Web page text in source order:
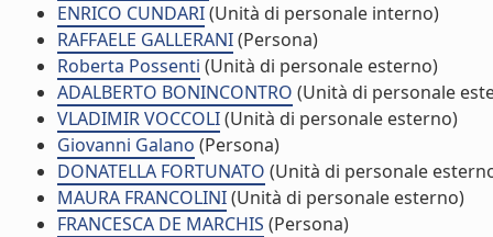
ENRICO CUNDARI(Unità di personale interno)
RAFFAELE GALLERANI(Persona)
Roberta Possenti (Unità di personale esterno)
ADALBERTO BONINCONTRO (Unità di personale
VLADIMIR VOCCOLI(Unità di personale esterno)
Giovanni Galano (Persona)
DONATELLA FORTUNATO (Unità di personale
MAURA FRANCOLINI(Unità di personale esterno)
FRANCESCA DE MARCHIS (Persona)